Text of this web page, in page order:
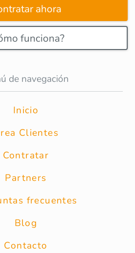
ahora
funciona?
de navegación
Inicio
Clientes
Contratar
Partners
frecuentes
Blog
Contacto